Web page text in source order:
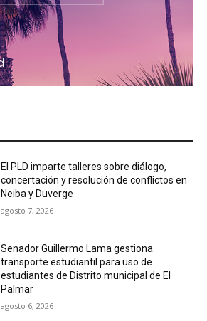
El PLD imparte talleres sobre diálogo,
concertación y resolución de conflictos en
Neiba y Duverge
agosto 7, 2026
Senador Guillermo Lama gestiona
transporte estudiantil para uso de
estudiantes de Distrito municipal de El
Palmar
agosto 6, 2026